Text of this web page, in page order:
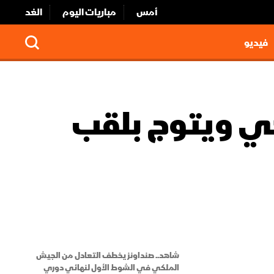
أمس مباريات اليوم
الغد
فيديو
ويتوج بلقب
شاهد.. صنداونز يخطف التعادل من الجيش
الملكي في الشوط الأول لنهائي دوري